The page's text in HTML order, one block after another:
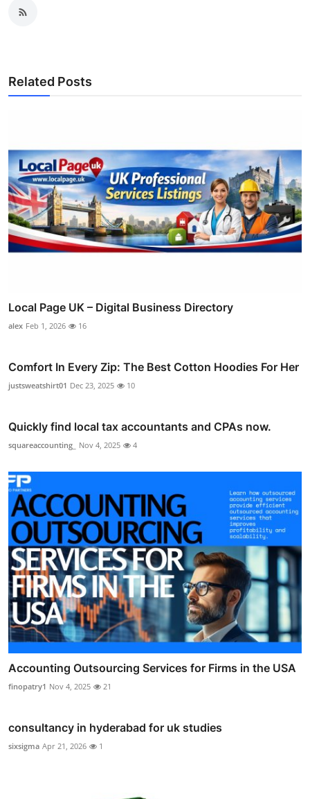
Related Posts
Local Page UK – Digital Business Directory
alex Feb 1, 2026 16
Comfort In Every Zip: The Best Cotton Hoodies For Her
justsweatshirt01 Dec 23, 2025 10
Quickly find local tax accountants and CPAs now.
squareaccounting_ Nov 4, 2025 4
Accounting Outsourcing Services for Firms in the USA
finopatry1 Nov 4, 2025 21
consultancy in hyderabad for uk studies
sixsigma Apr 21, 2026 1